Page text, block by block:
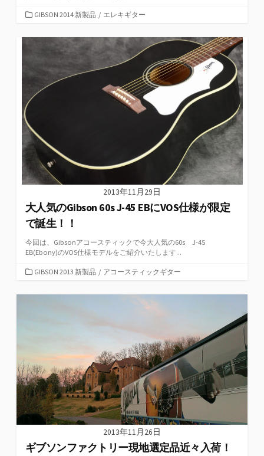
カ
ゴ
GIBSON 2014 新製品 / エレキギター
2013年11月29日
大人気のGibson 60s J-45 EBにVOS仕様が限定
で誕生！！
今回は、Gibsonアコースティックで今大人気の60s J-45
EB(Ebony)のVOS仕様モデルをご紹介いたします...
カ
ゴ
GIBSON 2013 新製品 / アコースティックギター
2013年11月26日
ギブソンファクトリー現地選定品近々入荷！